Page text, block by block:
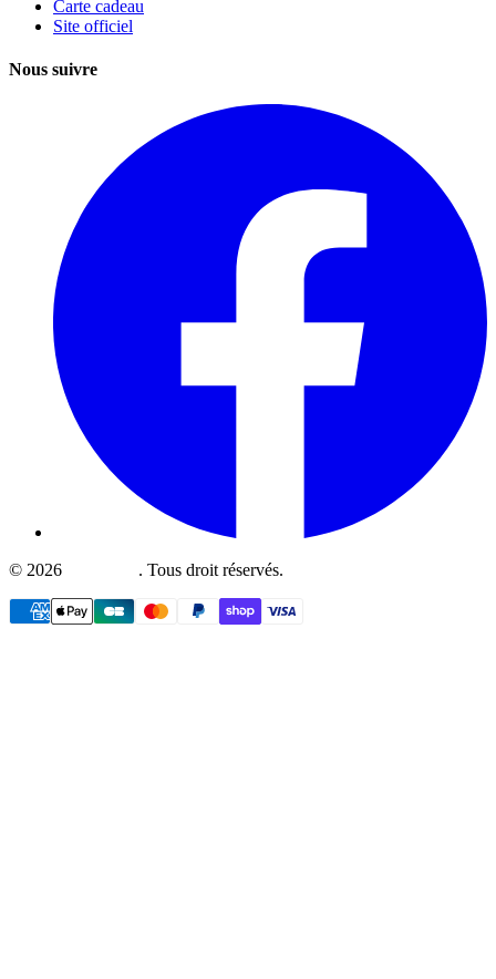
Carte cadeau
Site officiel
Nous suivre
© 2026 . Tous droit réservés.